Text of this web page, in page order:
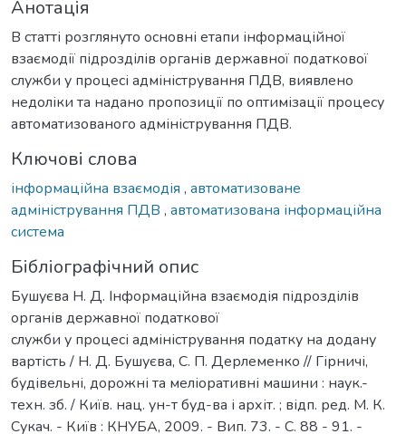
Анотація
В статті розглянуто основні етапи інформаційної
взаємодії підрозділів органів державної податкової
служби у процесі адміністрування ПДВ, виявлено
недоліки та надано пропозиції по оптимізації процесу
автоматизованого адміністрування ПДВ.
Ключові слова
інформаційна взаємодія , автоматизоване
адміністрування ПДВ , автоматизована інформаційна
система
Бібліографічний опис
Бушуєва Н. Д. Інформаційна взаємодія підрозділів
органів державної податкової
служби у процесі адміністрування податку на додану
вартість / Н. Д. Бушуєва, С. П. Дерлеменко // Гірничі,
будівельні, дорожні та меліоративні машини : наук.-
техн. зб. / Київ. нац. ун-т буд-ва і архіт. ; відп. ред. М. К.
Сукач. - Київ : КНУБА, 2009. - Вип. 73. - С. 88 - 91. -